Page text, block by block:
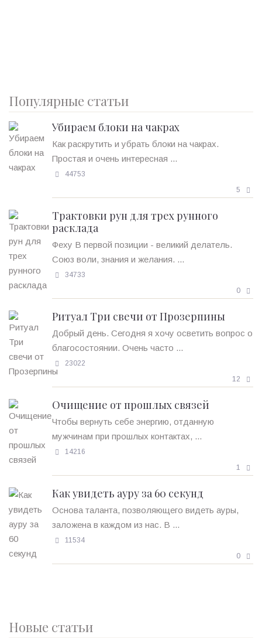
Популярные статьи
Убираем блоки на чакрах
Как раскрутить и убрать блоки на чакрах.
Простая и очень интересная ...
44753
5
Трактовки рун для трех рунного
расклада
Феху В первой позиции - великий делатель.
Союз воли, знания и желания. ...
34733
0
Ритуал Три свечи от Прозерпины
Добрый день. Сегодня я хочу осветить вопрос о
благосостоянии. Очень часто ...
23022
12
Очищение от прошлых связей
Чтобы вернуть себе энергию, отданную
мужчинам при прошлых контактах, ...
14216
1
Как увидеть ауру за 60 секунд
Основа таланта, позволяющего видеть ауры,
заложена в каждом из нас. В ...
11534
0
Новые статьи